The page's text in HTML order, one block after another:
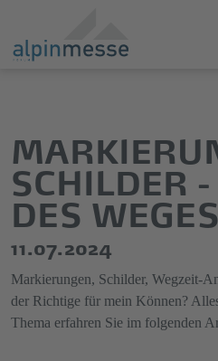
springen
springen
SCHILDER
DES
11.07.2024
Markierungen, Schilder, Wegzeit-
der Richtige für mein Können?
Thema erfahren Sie im folgenden